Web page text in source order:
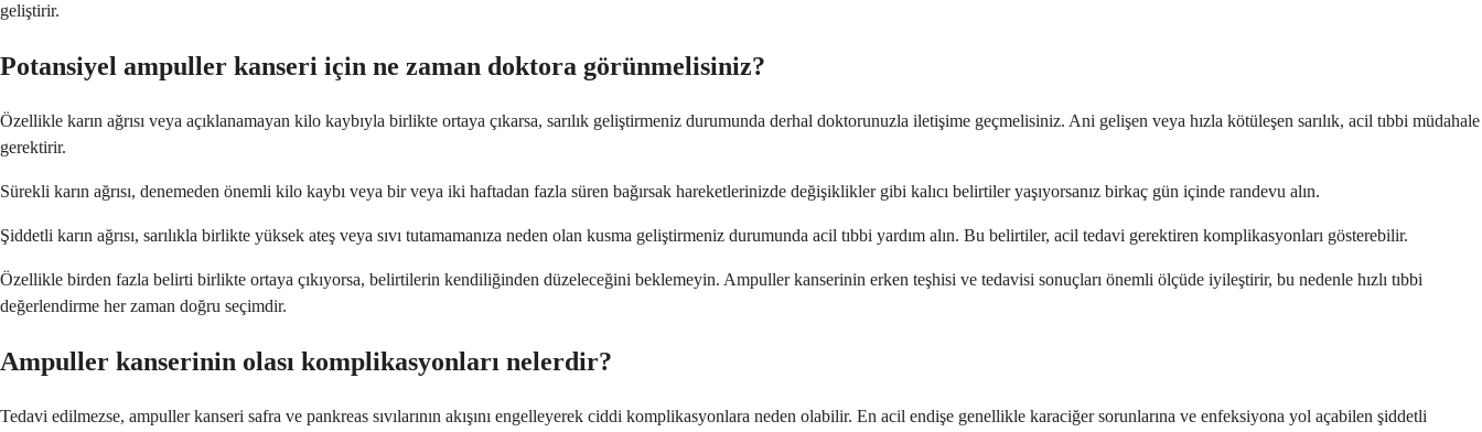
geliştirir.
Potansiyel ampuller kanseri için ne zaman doktora görünmelisiniz?
Özellikle karın ağrısı veya açıklanamayan kilo kaybıyla birlikte ortaya çıkarsa, sarılık geliştirmeniz durumunda derhal doktorunuzla iletişime geçmelisiniz. Ani gelişen veya hızla kötüleşen sarılık, acil tıbbi müdahale
gerektirir.
Sürekli karın ağrısı, denemeden önemli kilo kaybı veya bir veya iki haftadan fazla süren bağırsak hareketlerinizde değişiklikler gibi kalıcı belirtiler yaşıyorsanız birkaç gün içinde randevu alın.
Şiddetli karın ağrısı, sarılıkla birlikte yüksek ateş veya sıvı tutamamanıza neden olan kusma geliştirmeniz durumunda acil tıbbi yardım alın. Bu belirtiler, acil tedavi gerektiren komplikasyonları gösterebilir.
Özellikle birden fazla belirti birlikte ortaya çıkıyorsa, belirtilerin kendiliğinden düzeleceğini beklemeyin. Ampuller kanserinin erken teşhisi ve tedavisi sonuçları önemli ölçüde iyileştirir, bu nedenle hızlı tıbbi
değerlendirme her zaman doğru seçimdir.
Ampuller kanserinin olası komplikasyonları nelerdir?
Tedavi edilmezse, ampuller kanseri safra ve pankreas sıvılarının akışını engelleyerek ciddi komplikasyonlara neden olabilir. En acil endişe genellikle karaciğer sorunlarına ve enfeksiyona yol açabilen şiddetli